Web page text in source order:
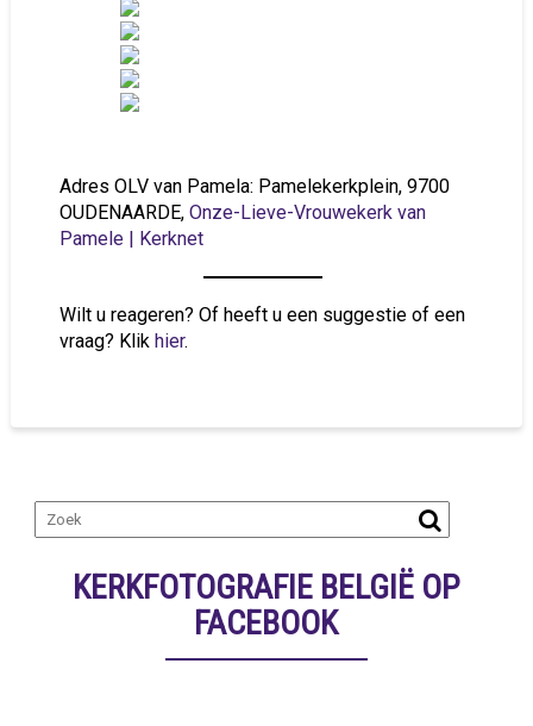
Adres OLV van Pamela: Pamelekerkplein, 9700
OUDENAARDE, Onze-Lieve-Vrouwekerk van
Pamele | Kerknet
Wilt u reageren? Of heeft u een suggestie of een
vraag? Klik hier.
KERKFOTOGRAFIE BELGIË OP
FACEBOOK